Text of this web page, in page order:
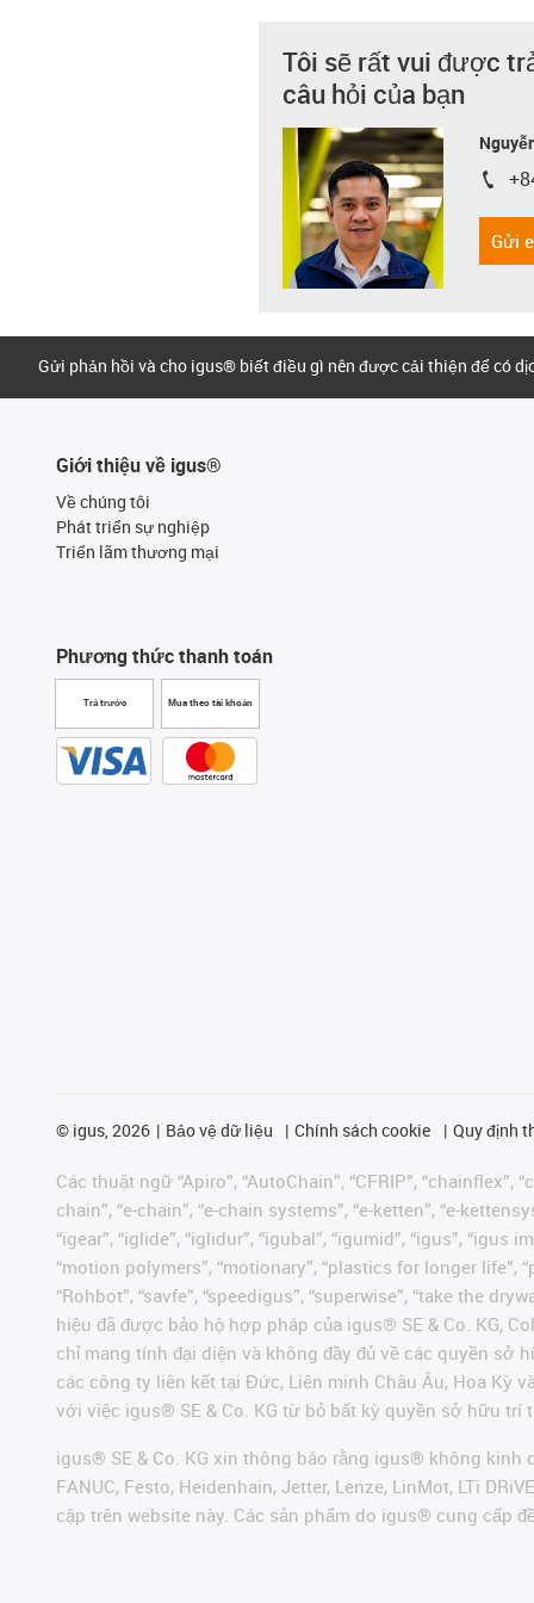
Tôi sẽ rất vui được
câu hỏi của bạn
igus-
Gửi
Gửi phản hồi và cho igus® biết điều gì nên được cải thiện để có
Giới thiệu về igus®
Về chúng tôi
Phát triển sự nghiệp
Triển lãm thương mại
Phương thức thanh toán
Trả trước Mua theo tài khoản
© igus, 2026 Bảo vệ dữ liệu Chính sách cookie Quy định
Các thuật ngữ “Apiro”, “AutoChain”, “CFRIP”, “chainflex”,
chain”, “e-chain”, “e-chain systems”, “e-ketten”, “e-
“igear”, “iglide”, “iglidur”, “igubal”, “igumid”, “igus”, “igus
“motion polymers”, “motionary”, “plastics for longer life”,
“Rohbot”, “savfe”, “speedigus”, “superwise”, “take the
hiệu đã được bảo hộ hợp pháp của igus® SE & Co. KG,
chỉ mang tính đại diện và không đầy đủ về các quyền sở
các công ty liên kết tại Đức, Liên minh Châu Âu, Hoa Kỳ
với việc igus® SE & Co. KG từ bỏ bất kỳ quyền sở hữu trí
igus® SE & Co. KG xin thông báo rằng igus® không kinh
FANUC, Festo, Heidenhain, Jetter, Lenze, LinMot, LTi
cập trên website này. Các sản phẩm do igus® cung cấp